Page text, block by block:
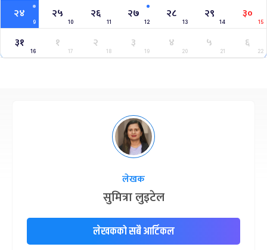
२४
9
२५
10
२६
11
२७
12
२८
13
२९
14
३०
15
३१
16
१
17
२
18
३
19
४
20
५
21
६
22
लेखक
सुमित्रा लुइटेल
लेखकको सबै आर्टिकल